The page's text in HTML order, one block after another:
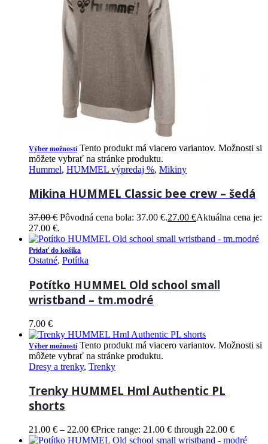
Výber možností Tento produkt má viacero variantov. Možnosti si
môžete vybrať na stránke produktu.
Hummel, HUMMEL výpredaj %, Mikiny
Mikina HUMMEL Classic bee crew – šedá
37.00€ Pôvodná cena bola: 37.00 €.27.00 €Aktuálna cena je:
27.00 €.
Pridať do košíka
Ostatné, Potítka
Potítko HUMMEL Old school small
wristband – tm.modré
7.00 €
Výber možností Tento produkt má viacero variantov. Možnosti si
môžete vybrať na stránke produktu.
Dresy a trenky, Trenky
Trenky HUMMEL Hml Authentic PL
shorts
21.00 € – 22.00 €Price range: 21.00 € through 22.00 €